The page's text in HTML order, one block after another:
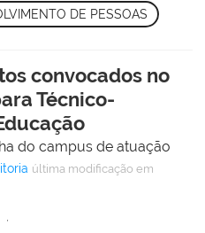
DE PESSOAS
convocados no
Técnico-
do campus de atuação
última modificação em